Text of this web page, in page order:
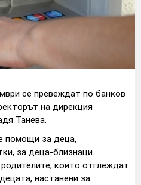
се превеждат по банков
на дирекция
Танева.
помощи за деца,
за деца-близнаци.
които отглеждат
настанени за